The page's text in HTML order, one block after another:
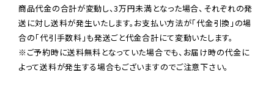
商品代金の合計が変動し、3万円未満となった場合、それぞれの発
送に対し送料が発生いたします。お支払い方法が「代金引換」の場
※ご予約時に送料無料となっていた場合でも、お届け時の代金に
よって送料が発生する場合もございますのでご注意下さい。